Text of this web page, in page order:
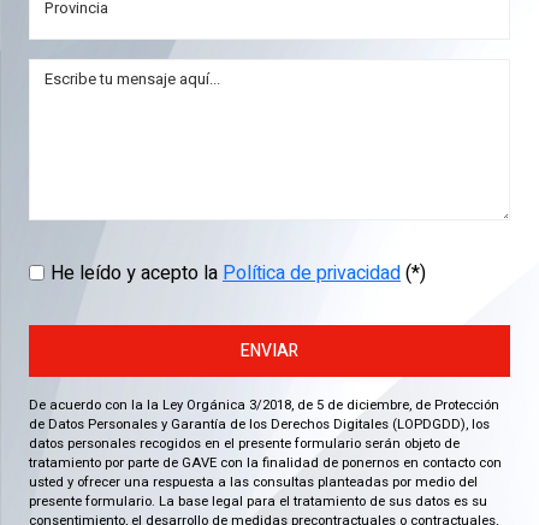
He leído y acepto laPolítica de privacidad(*)
ENVIAR
De acuerdo con la la Ley Orgánica 3/2018, de 5 de diciembre, de Protección
de Datos Personales y Garantía de los Derechos Digitales (LOPDGDD), los
datos personales recogidos en el presente formulario serán objeto de
tratamiento por parte de GAVE con la finalidad de ponernos en contacto con
usted y ofrecer una respuesta a las consultas planteadas por medio del
presente formulario. La base legal para el tratamiento de sus datos es su
consentimiento, el desarrollo de medidas precontractuales o contractuales,